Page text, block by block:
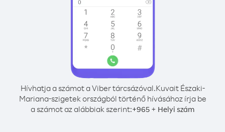
Hívhatja a számot a Viber tárcsázóval.Kuvait Északi-
Mariana-szigetek országból történő hívásához írja be
a számot az alábbiak szerint:+965 + Helyi szám